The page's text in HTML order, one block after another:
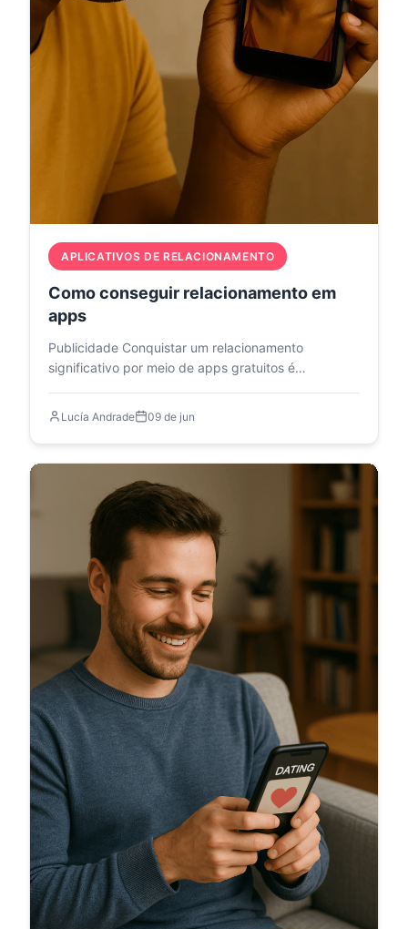
APLICATIVOS DE RELACIONAMENTO
Como conseguir relacionamento em
apps
Publicidade Conquistar um relacionamento
significativo por meio de apps gratuitos é
Lucía Andrade 09 de jun